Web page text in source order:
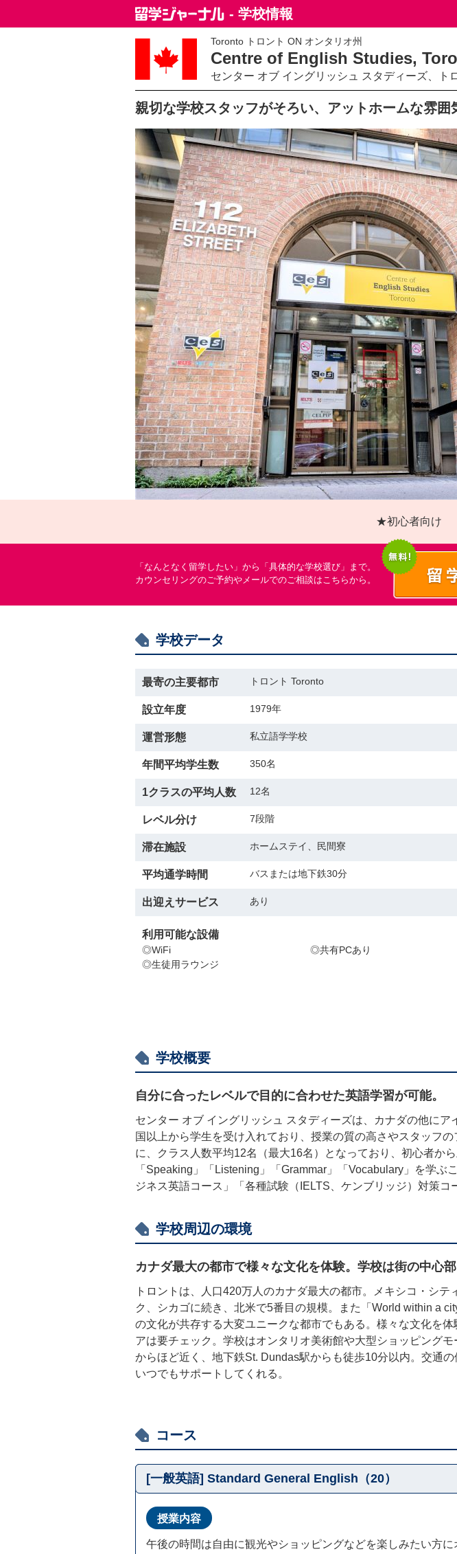
- 学校情報
Toronto トロント ON オンタリオ州
Centre of English Studies,
センター オブ イングリッシュ スタディーズ、ト
親切な学校スタッフがそろい、アットホームな雰囲
★初心者向け
「なんとなく留学したい」から「具体的な学校選び」まで。
カウンセリングのご予約やメールでのご相談はこちらから。
学校データ
最寄の主要都市 トロント Toronto
設立年度 1979年
運営形態 私立語学学校
年間平均学生数 350名
1クラスの平均人数 12名
レベル分け 7段階
滞在施設 ホームステイ、民間寮
平均通学時間 バスまたは地下鉄30分
出迎えサービス あり
利用可能な設備
◎WiFi
◎共有PCあり
◎生徒用ラウンジ
学校概要
自分に合ったレベルで目的に合わせた英語学習が可能。
センター オブ イングリッシュ スタディーズは、カナダの他に
国以上から学生を受け入れており、授業の質の高さやスタッフ
に、クラス人数平均12名（最大16名）となっており、初心者か
「Speaking」「Listening」「Grammar」「Vocabulary」を学
ジネス英語コース」「各種試験（IELTS、ケンブリッジ）対策コ
学校周辺の環境
カナダ最大の都市で様々な文化を体験。学校は街の中心
トロントは、人口420万人のカナダ最大の都市。メキシコ・シテ
ク、シカゴに続き、北米で5番目の規模。また「World within a
の文化が共存する大変ユニークな都市でもある。様々な文化を
アは要チェック。学校はオンタリオ美術館や大型ショッピング
からほど近く、地下鉄St. Dundas駅からも徒歩10分以内。交通の
いつでもサポートしてくれる。
コース
[一般英語] Standard General English（20）
授業内容
午後の時間は自由に観光やショッピングなどを楽しみたい方